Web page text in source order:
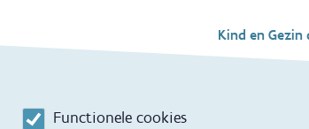
Functionele cookies
Voet
Kind en Gezin